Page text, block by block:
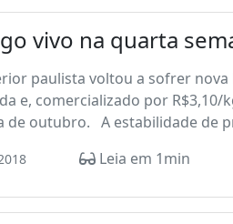
vivo na quarta
paulista voltou a sofrer nova
e, comercializado por R$3,10/
de outubro. A estabilidade de
Leia em 1min